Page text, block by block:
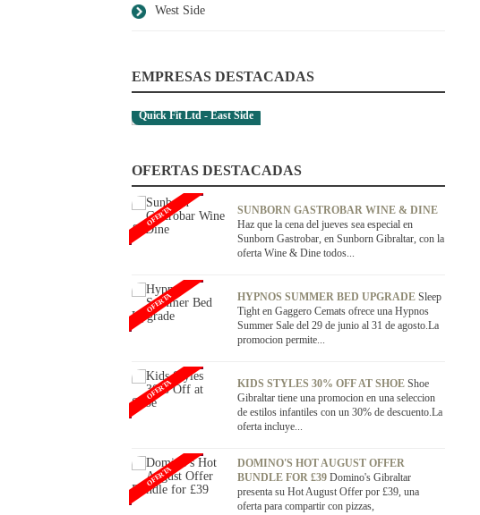
West Side
EMPRESAS DESTACADAS
Quick Fit Ltd - East Side
OFERTAS DESTACADAS
SUNBORN GASTROBAR WINE & DINE
Haz que la cena del jueves sea especial en
Sunborn Gastrobar, en Sunborn Gibraltar, con la
oferta Wine & Dine todos...
OFERTA
HYPNOS SUMMER BED UPGRADE Sleep
Tight en Gaggero Cemats ofrece una Hypnos
Summer Sale del 29 de junio al 31 de agosto.La
promocion permite...
OFERTA
KIDS STYLES 30% OFF AT SHOE Shoe
Gibraltar tiene una promocion en una seleccion
de estilos infantiles con un 30% de descuento.La
oferta incluye...
OFERTA
DOMINO'S HOT AUGUST OFFER
BUNDLE FOR £39 Domino's Gibraltar
presenta su Hot August Offer por £39, una
oferta para compartir con pizzas,
OFERTA